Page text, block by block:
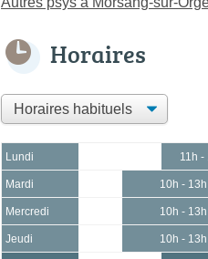
Horaires
Lundi 11h -
Mardi 10h - 13h
Mercredi 10h - 13h
Jeudi 10h - 13h